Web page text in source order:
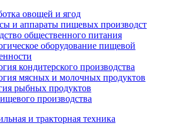
овощей и ягод
и аппараты пищевых производст
общественного питания
оборудование пищевой
кондитерского производства
мясных и молочных продуктов
рыбных продуктов
производства
и тракторная техника